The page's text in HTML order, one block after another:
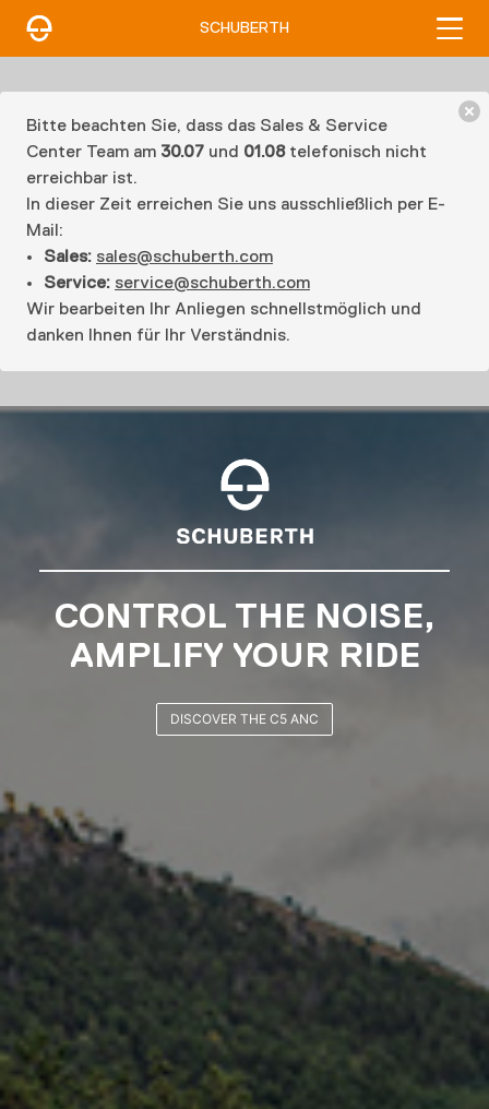
SCHUBERTH
Bitte beachten Sie, dass das Sales & Service
Center Team am 30.07 und 01.08telefonisch nicht
erreichbar ist.
In dieser Zeit erreichen Sie uns ausschließlich per E-
Mail:
Sales: sales@schuberth.com
Service: service@schuberth.com
Wir bearbeiten Ihr Anliegen schnellstmöglich und
danken Ihnen für Ihr Verständnis.
SCHUBERTH RIDERS
CLUB
JOIN NOW